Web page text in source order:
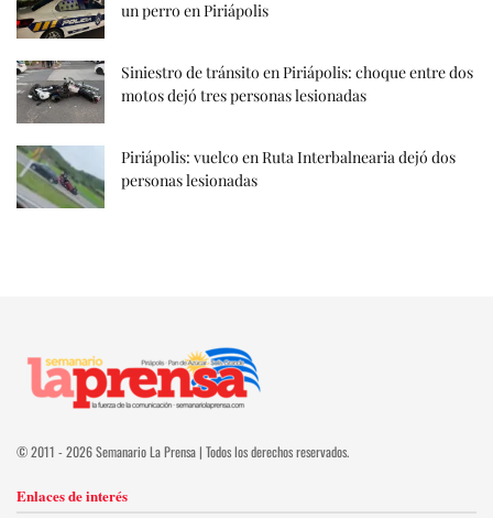
un perro en Piriápolis
Siniestro de tránsito en Piriápolis: choque entre dos
motos dejó tres personas lesionadas
Piriápolis: vuelco en Ruta Interbalnearia dejó dos
personas lesionadas
© 2011 - 2026 Semanario La Prensa | Todos los derechos reservados.
Enlaces de interés